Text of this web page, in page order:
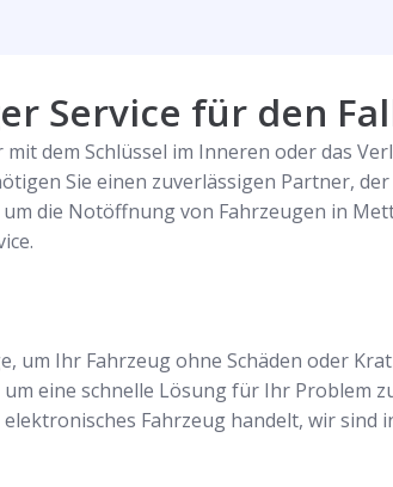
Service für den
dem Schlüssel im Inneren oder das
Sie einen zuverlässigen Partner,
die Notöffnung von Fahrzeugen in
um Ihr Fahrzeug ohne Schäden oder
eine schnelle Lösung für Ihr Problem
Fahrzeug handelt, wir sind